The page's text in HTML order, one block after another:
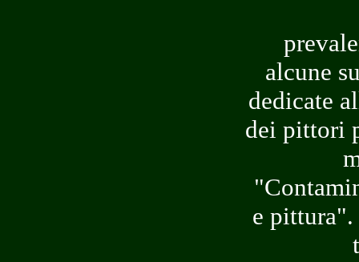
alcune
dedicate
dei pittori
e pittura".